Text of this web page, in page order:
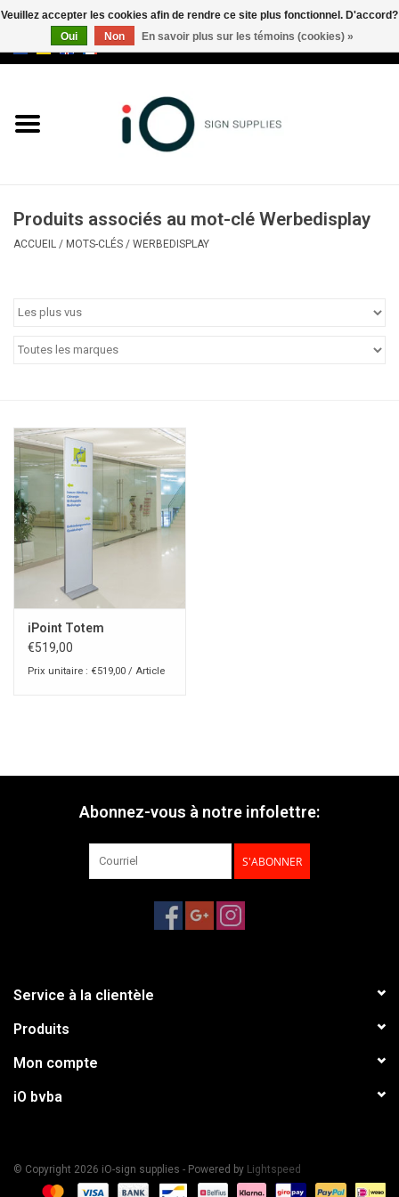
Marques
Appelez-nous au +32 3 353 67
Produits associés au mot-clé Werbedisplay
ACCUEIL / MOTS-CLÉS / WERBEDISPLAY
iPoint Totem
€519,00
Prix unitaire : €519,00 / Article
Abonnez-vous à notre infolettre:
S'ABONNER
Service à la clientèle
Produits
Mon compte
iO bvba
© Copyright 2026 iO-sign supplies - Powered by Lightspeed
Veuillez accepter les cookies afin de rendre ce site plus fonctionnel. D'accord?
Oui
Non En savoir plus sur les témoins (cookies) »